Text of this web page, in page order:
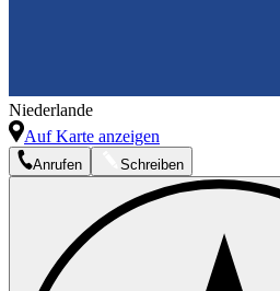
Niederlande
Auf Karte anzeigen
Anrufen Schreiben